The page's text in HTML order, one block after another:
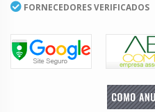
FORNECEDORES VERIFICADOS